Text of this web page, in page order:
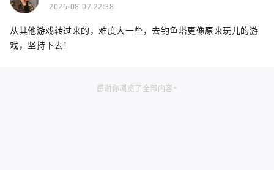
2026-08-07 22:38
从其他游戏转过来的，难度大一些，去钓鱼塔更像原来玩儿的游
戏，坚持下去！
感谢你浏览了全部内容~